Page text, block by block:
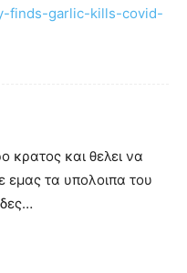
finds-garlic-kills-covid-
κρατος και θελει να
εμας τα υπολοιπα του